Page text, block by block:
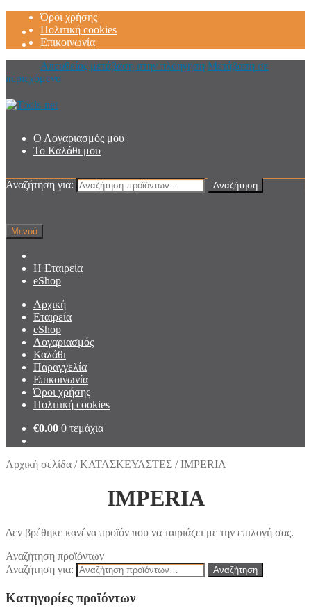
Όροι χρήσης
Πολιτική cookies
Επικοινωνία
Απευθείας μετάβαση στην πλοήγηση Μετάβαση σε
περιεχόμενο
Ο Λογαριασμός μου
Το Καλάθι μου
Αναζήτηση για: Αναζήτηση
Μενού
Η Εταιρεία
eShop
Αρχική
Εταιρεία
eShop
Λογαριασμός
Καλάθι
Παραγγελία
Επικοινωνία
Όροι χρήσης
Πολιτική cookies
€0.00 0 τεμάχια
Αρχική σελίδα /ΚΑΤΑΣΚΕΥΑΣΤΕΣ /IMPERIA
IMPERIA
Δεν βρέθηκε κανένα προϊόν που να ταιριάζει με την επιλογή σας.
Αναζήτηση προϊόντων
Αναζήτηση για:
Αναζήτηση
Κατηγορίες προϊόντων